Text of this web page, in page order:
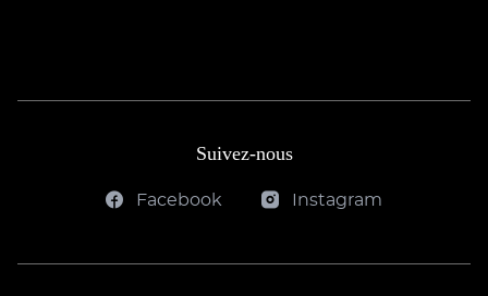
Suivez-nous
Facebook Instagram